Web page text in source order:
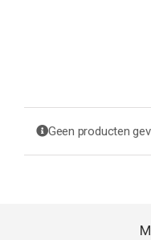
Geen producten